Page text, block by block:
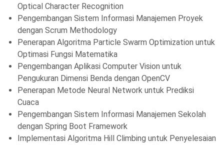
Optical Character Recognition
Pengembangan Sistem Informasi Manajemen Proyek
dengan Scrum Methodology
Penerapan Algoritma Particle Swarm Optimization untuk
Optimasi Fungsi Matematika
Pengembangan Aplikasi Computer Vision untuk
Pengukuran Dimensi Benda dengan OpenCV
Penerapan Metode Neural Network untuk Prediksi
Cuaca
Pengembangan Sistem Informasi Manajemen Sekolah
dengan Spring Boot Framework
Implementasi Algoritma Hill Climbing untuk Penyelesaian